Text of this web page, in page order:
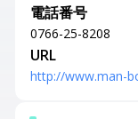
電話番号
0766-25-8208
URL
http://www.man-